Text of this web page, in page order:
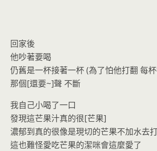
回家後
他吵著要喝
仍舊是一杯接著一杯 (為了怕他打翻 每
那個[還要~]聲 不斷
我自己小喝了一口
發現這芒果汁真的很[芒果]
濃郁到真的很像是現切的芒果不加水去
這也難怪愛吃芒果的潔咪會這麼愛了